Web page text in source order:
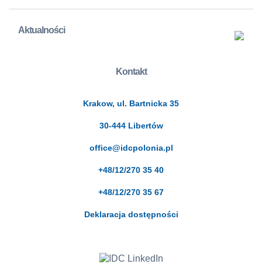
Aktualności
Kontakt
Krakow, ul. Bartnicka 35
30-444 Libertów
office@idcpolonia.pl
+48/12/270 35 40
+48/12/270 35 67
Deklaracja dostępności